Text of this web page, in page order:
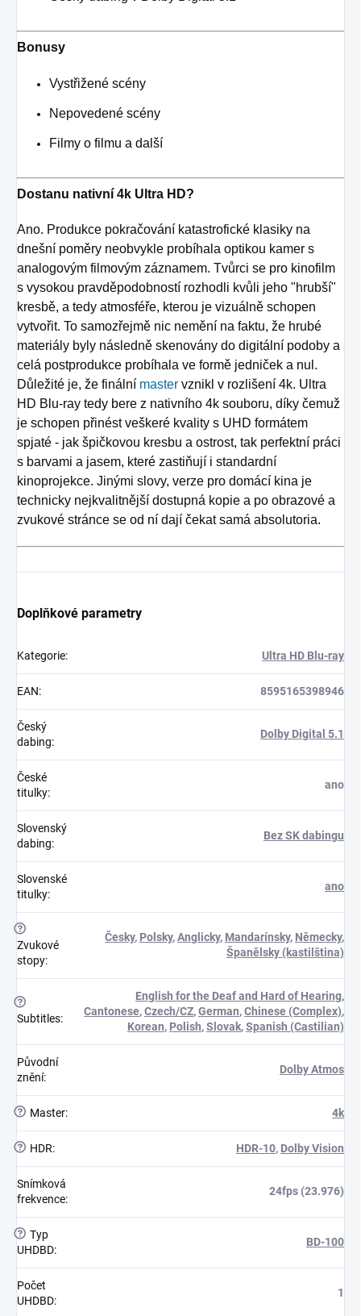
Bonusy
Vystřižené scény
Nepovedené scény
Filmy o filmu a další
Dostanu nativní 4k Ultra HD?
Ano. Produkce pokračování katastrofické klasiky na
dnešní poměry neobvykle probíhala optikou kamer s
analogovým filmovým záznamem. Tvůrci se pro kinofilm
s vysokou pravděpodobností rozhodli kvůli jeho "hrubší"
kresbě, a tedy atmosféře, kterou je vizuálně schopen
vytvořit. To samozřejmě nic nemění na faktu, že hrubé
materiály byly následně skenovány do digitální podoby a
celá postprodukce probíhala ve formě jedniček a nul.
Důležité je, že finální master vznikl v rozlišení 4k. Ultra
HD Blu-ray tedy bere z nativního 4k souboru, díky čemuž
je schopen přinést veškeré kvality s UHD formátem
spjaté - jak špičkovou kresbu a ostrost, tak perfektní práci
s barvami a jasem, které zastiňují i standardní
kinoprojekce. Jinými slovy, verze pro domácí kina je
technicky nejkvalitnější dostupná kopie a po obrazové a
zvukové stránce se od ní dají čekat samá absolutoria.
Doplňkové parametry
Kategorie: Ultra HD Blu-ray
EAN: 8595165398946
Český
dabing:
Dolby Digital 5.1
České
titulky:
ano
Slovenský
dabing:
Bez SK dabingu
Slovenské
titulky:
ano
?
Zvukové
stopy:
Česky, Polsky,Anglicky, Mandarínsky, Německy,
Španělsky (kastilština)
?
Subtitles:
English for the Deaf and Hard of Hearing,
Cantonese,Czech/CZ,German,Chinese (Complex),
Korean, Polish,Slovak,Spanish (Castilian)
Původní
znění:
Dolby Atmos
? Master: 4k
? HDR: HDR-10, Dolby Vision
Snímková
frekvence:
24fps (23.976)
? Typ
UHDBD:
BD-100
Počet
UHDBD:
1